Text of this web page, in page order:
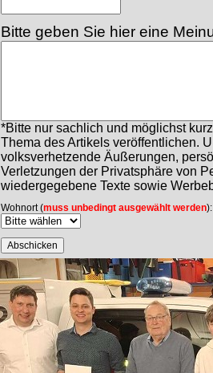
Bitte geben Sie hier eine
*Bitte nur sachlich und möglichst
Thema des Artikels veröffentlichen.
volksverhetzende Äußerungen,
Verletzungen der Privatsphäre von
wiedergegebene Texte sowie
Wohnort (muss unbedingt ausgewählt werden):